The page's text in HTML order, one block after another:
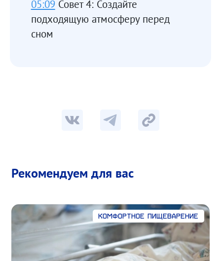
05:09Совет 4: Создайте
подходящую атмосферу перед
сном
Рекомендуем для вас
Комфортное пищеварение